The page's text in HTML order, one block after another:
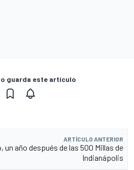
guarda este artículo
ARTÍCULO ANTERIOR
un año después de las 500 Millas de
Indianápolis